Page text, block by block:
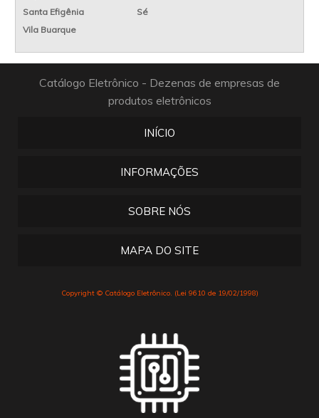
Santa Efigênia
Sé
Vila Buarque
Catálogo Eletrônico - Dezenas de empresas de
produtos eletrônicos
INÍCIO
INFORMAÇÕES
SOBRE NÓS
MAPA DO SITE
Copyright © Catálogo Eletrônico. (Lei 9610 de 19/02/1998)